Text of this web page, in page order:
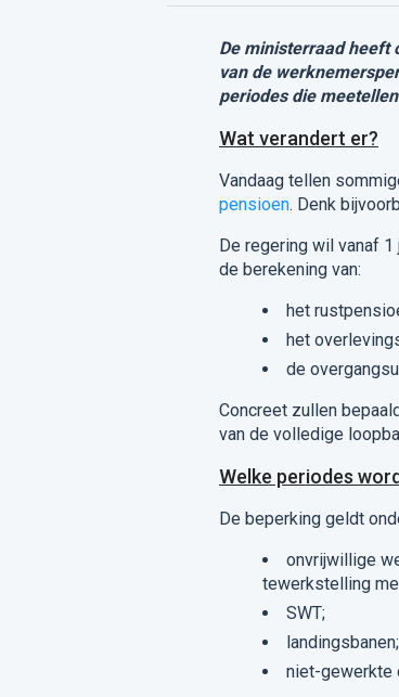
De ministerraad heeft
van de
periodes die
Wat verandert er?
Vandaag tellen
pensioen. Denk
De regering wil vanaf
de berekening van:
het
het
de
Concreet zullen
van de volledige
Welke periodes
De beperking geldt
onvrijwillige
tewerkstelling
SWT;
landingsbanen;
niet-gewerkte